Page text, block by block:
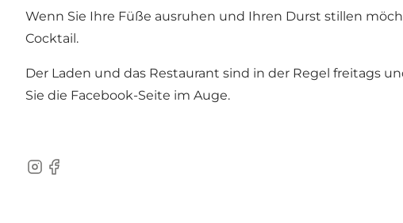
Wenn Sie Ihre Füße ausruhen und Ihren Durst stillen
Cocktail.
Der Laden und das Restaurant sind in der Regel freitags
Sie die Facebook-Seite im Auge.
Instagram
Facebook